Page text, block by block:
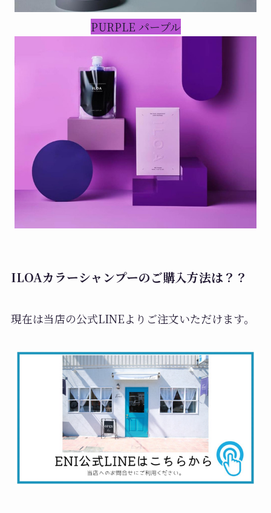
PURPLE パープル
ILOAカラーシャンプーのご購入方法は？？
現在は当店の公式LINEよりご注文いただけます。